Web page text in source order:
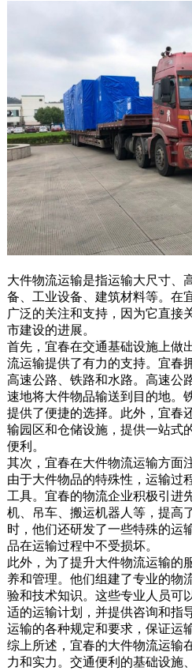
大件物流运输是指运输大尺寸、
备、工业设备、建筑材料等。在
广泛的关注和支持，因为它直接
市建设的进展。
首先，宜春在交通基础设施上做
流运输提供了有力的支持。宜春
高速公路、铁路和水路。高速公
速地将大件物品输送到目的地。
提供了便捷的选择。此外，宜春
输园区和仓储设施，提供一站式
便利。
其次，宜春在大件物流运输方面
由于大件物品的特殊性，运输过
工具。宜春的物流企业积极引进
机、吊车、搬运机器人等，提高
时，他们还研发了一些特殊的运
品在运输过程中不受损坏。
此外，为了提升大件物流运输的
养和管理。他们组建了专业的物
验和技术知识。这些专业人员可
适的运输计划，并提供咨询和指
运输的各种规定和要求，保证运
综上所述，宜春的大件物流运输
力和实力。交通便利的基础设施